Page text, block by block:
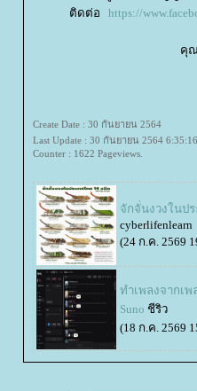
ติดต่อ https://
คุณ
Create Date : 30 กันยายน 2564
Last Update : 30 กันยายน 2564
Counter : 1622 Pageviews.
จักจั่นงวงในป
cyberlifenlearn
(24 ก.ค. 2569
ทำเพลงจากเ
Suno ชีริว
(18 ก.ค. 2569